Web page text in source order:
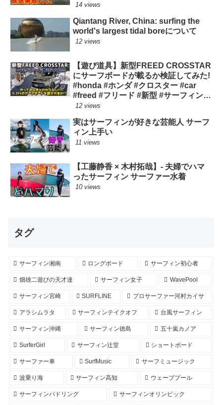
14 views
Qiantang River, China: surfing the
world's largest tidal boreについて
12 views
【遊び道具】新型FREED CROSSTAR
にサーフボードが載るか検証してみた!
#honda #ホンダ #クロスター #car
#freed #フリード #新型 #サーフィン
ロングボード
12 views
実はサーフィンが好きな芸能人 サーフ
ィン上手い
11 views
【工藤静香 × 木村拓哉】- 夫婦でハマ
ったサーフィン サーファー水着
10 views
タグ
サーフィン湘南 ロングボード サーフィン初心者
畑雄二遊びの天才達 サーフィン女子 WavePool
サーフィン宮崎 SURFLINE プロサーファー河村カイサ
アラシムラタ サーフィンテイクオフ 台風サーフィン
サーフィン沖縄 サーフィン徳島 五十嵐カノア
SurferGirl サーフィン辻堂 ショートボード
サーファー車 SurfMusic サーフミュージック
波乗り海 サーフィン高知 ウェーブプール
サーフィンパドリング サーフィンオリンピック